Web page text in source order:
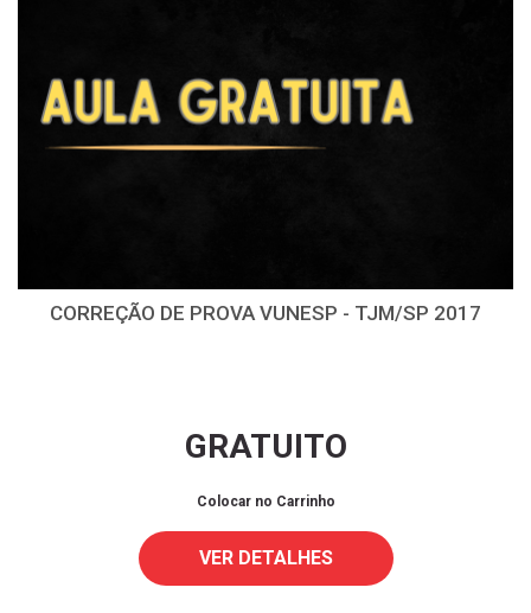
CORREÇÃO DE PROVA VUNESP - TJM/SP 2017
GRATUITO
Colocar no Carrinho
VER DETALHES